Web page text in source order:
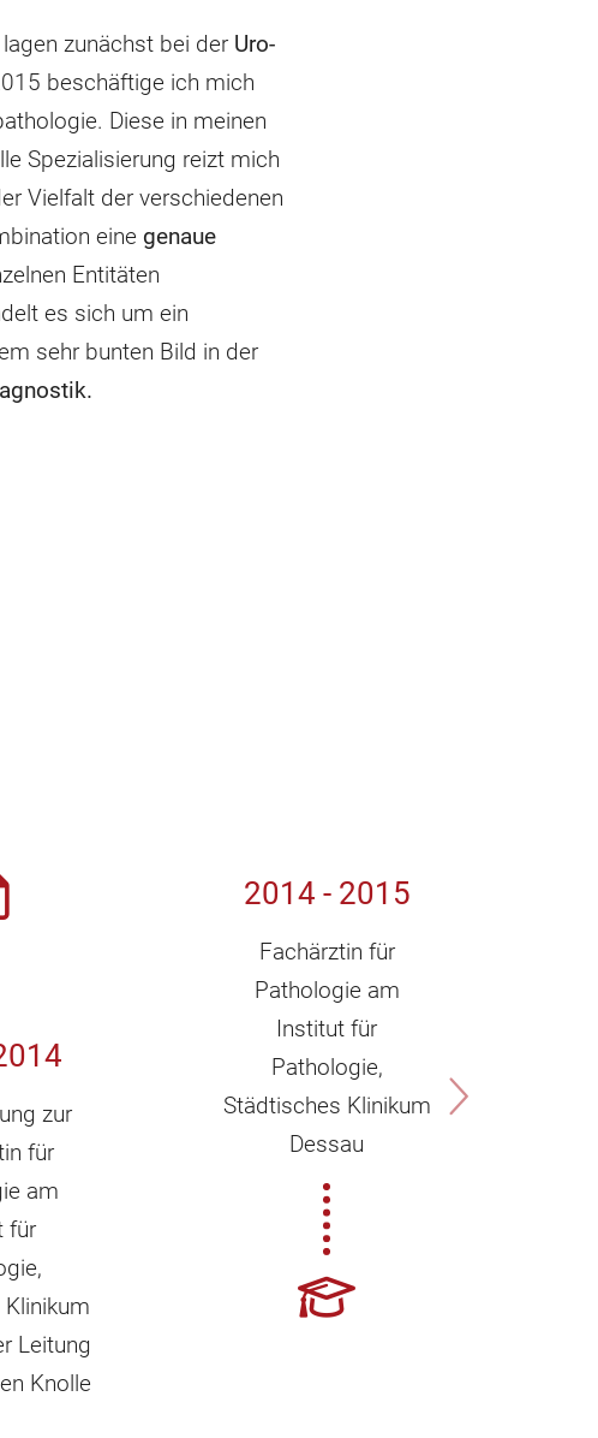
zunächst bei der Uro-
beschäftige ich mich
Diese in meinen
Spezialisierung reizt mich
Vielfalt der verschiedenen
eine genaue
Entitäten
es sich um ein
sehr bunten Bild in der
zur
für
am
für
Leitung
Knolle
2014 - 2015
Fachärztin für
Pathologie am
Institut für
Pathologie,
Städtisches Klinikum
Dessau